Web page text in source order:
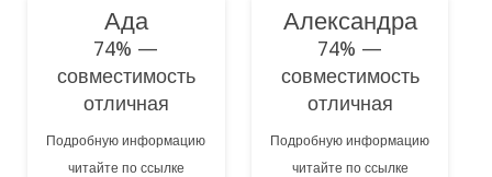
Ада
74% —
совместимость
отличная
Подробную информацию
читайте по ссылке
Александра
74% —
совместимость
отличная
Подробную информацию
читайте по ссылке